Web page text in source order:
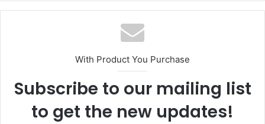
With Product You Purchase
Subscribe to our mailing list
to get the new updates!